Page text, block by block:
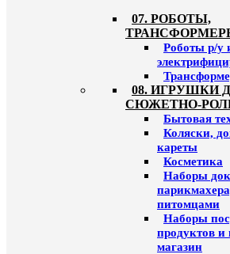
07. РОБОТЫ,
Роботы р/у
08. ИГРУШКИ
СЮЖЕТНО-
Бытовая
Коляски,
кареты
Косметика
Наборы
питомцами
Наборы
продуктов и
магазин